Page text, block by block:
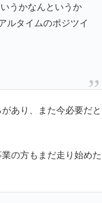
うかなんというか
ルタイムのポジツイ
あり、また今必要だと
の方もまだ走り始めた